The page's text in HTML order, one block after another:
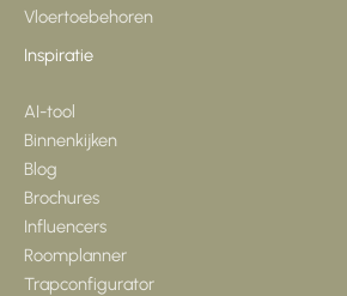
Vloertoebehoren
Inspiratie
AI-tool
Binnenkijken
Blog
Brochures
Influencers
Roomplanner
Trapconfigurator